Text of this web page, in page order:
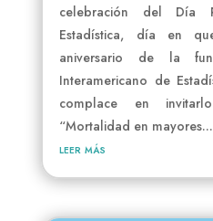
celebración del Día
Estadística, día en
aniversario de la
Interamericano de
complace en
“Mortalidad en mayores...
leer más